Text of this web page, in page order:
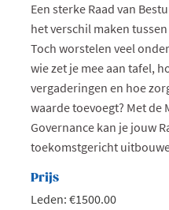
Een sterke Raad van
het verschil maken
Toch worstelen veel
wie zet je mee aan tafel,
vergaderingen en hoe
waarde toevoegt? Met de
Governance kan je jouw
toekomstgericht
Prijs
Leden: €1500.00